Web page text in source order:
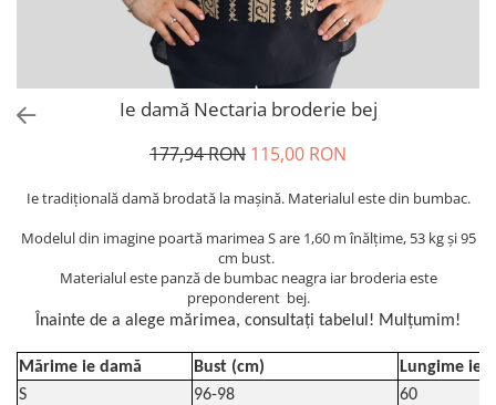
Ie damă Nectaria broderie bej
177,94 RON 115,00 RON
Ie tradiţională damă brodată la maşină. Materialul este din bumbac.
Modelul din imagine poartă marimea S are 1,60 m înălțime, 53 kg și 95
cm bust.
Materialul este panză de bumbac neagra iar broderia este
preponderent bej.
Înainte de a alege mărimea, consultați tabelul! Mulțumim!
Mărime ie damă Bust (cm)
Lungime ie
S
96-98
60